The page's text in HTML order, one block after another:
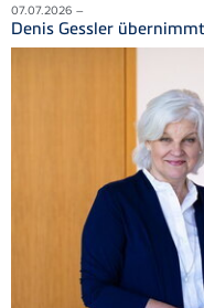
07.07.2026 –
Denis Gessler